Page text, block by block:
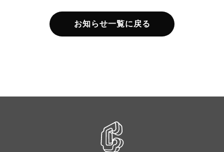
お知らせ一覧に戻る